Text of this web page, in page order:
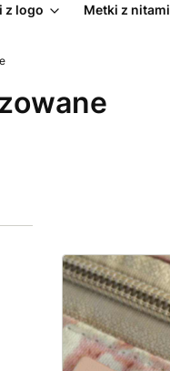
z logo Metki z nitami